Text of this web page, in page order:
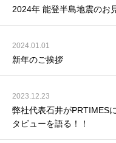
2024年 能登半島地震のお
2024.01.01
新年のご挨拶
2023.12.23
弊社代表石井がPRTIMES
タビューを語る！！